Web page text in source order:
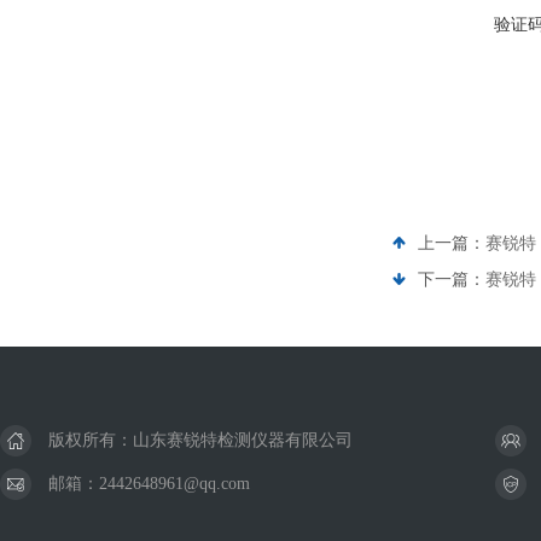
验证
上一篇： 赛锐特
下一篇： 赛锐特
版权所有：山东赛锐特检测仪器有限公司
邮箱：2442648961@qq.com